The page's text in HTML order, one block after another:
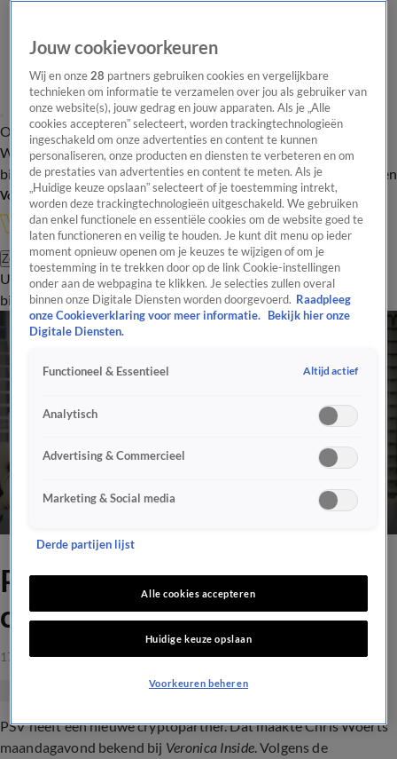
Overzicht Onze programma's Uitzendingen Onze gezichten
In de
WandelgangenInterviewsUitzending
bijwonenPodcastShopVeelgestelde vragenKijkersvraag insturen
Volg Vandaag Inside
Zoeken
UitzendingenVandaag InsideDe OranjezomerShopUitzending
bijwonen
PSV in zee met
cryptopartner
17 aug 2021, 09:40
PSV heeft een nieuwe cryptopartner. Dat maakte Chris Woerts
maandagavond bekend bij Veronica Inside. Volgens de
Jouw cookievoorkeuren
Wij en onze28 partners gebruiken cookies en vergelijkbare
technieken om informatie te verzamelen over jou als gebruiker van
onze website(s), jouw gedrag en jouw apparaten. Als je „Alle
cookies accepteren” selecteert, worden trackingtechnologieën
ingeschakeld om onze advertenties en content te kunnen
personaliseren, onze producten en diensten te verbeteren en om
de prestaties van advertenties en content te meten. Als je
„Huidige keuze opslaan” selecteert of je toestemming intrekt,
worden deze trackingtechnologieën uitgeschakeld. We gebruiken
dan enkel functionele en essentiële cookies om de website goed te
laten functioneren en veilig te houden. Je kunt dit menu op ieder
moment opnieuw openen om je keuzes te wijzigen of om je
toestemming in te trekken door op de link Cookie-instellingen
onder aan de webpagina te klikken. Je selecties zullen overal
binnen onze Digitale Diensten worden doorgevoerd. Raadpleeg
onze Cookieverklaring voor meer informatie.
Bekijk hier onze
Digitale Diensten.
Functioneel & Essentieel Altijd actief
Analytisch
Advertising & Commercieel
Marketing & Social media
Derde partijen lijst
Alle cookies accepteren
Huidige keuze opslaan
Voorkeuren beheren